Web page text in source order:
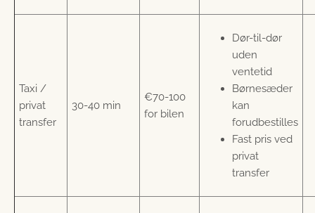
Taxi /
privat
transfer
30-40 min
€70-100
for bilen
Dør-til-dør
uden
ventetid
Børnesæder
kan
forudbestilles
Fast pris ved
privat
transfer